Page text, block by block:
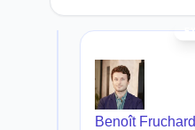
Benoît Fruchard